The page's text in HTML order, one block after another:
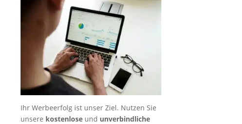
Ihr Werbeerfolg ist unser Ziel. Nutzen Sie
unsere kostenloseund unverbindliche